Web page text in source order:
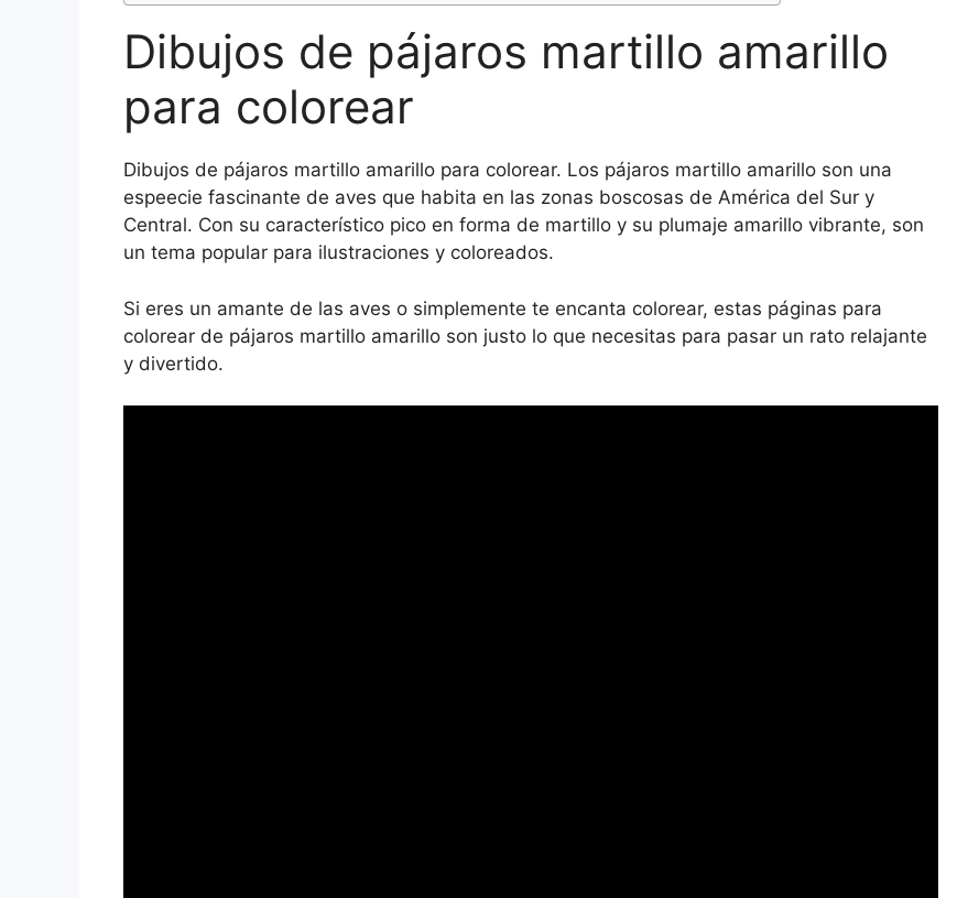
Dibujos de pájaros martillo amarillo
para colorear
Dibujos de pájaros martillo amarillo para colorear. Los pájaros martillo amarillo son una
espeecie fascinante de aves que habita en las zonas boscosas de América del Sur y
Central. Con su característico pico en forma de martillo y su plumaje amarillo vibrante, son
un tema popular para ilustraciones y coloreados.
Si eres un amante de las aves o simplemente te encanta colorear, estas páginas para
colorear de pájaros martillo amarillo son justo lo que necesitas para pasar un rato relajante
y divertido.